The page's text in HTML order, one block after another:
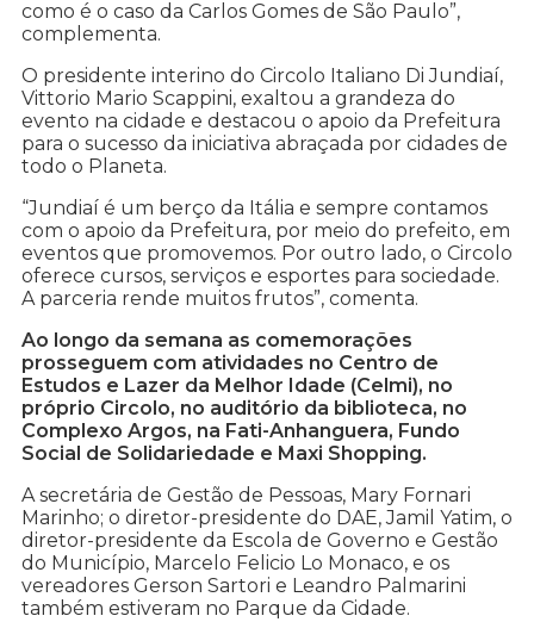
como é o caso da Carlos Gomes de São Paulo”,
complementa.
O presidente interino do Circolo Italiano Di Jundiaí,
Vittorio Mario Scappini, exaltou a grandeza do
evento na cidade e destacou o apoio da Prefeitura
para o sucesso da iniciativa abraçada por cidades de
todo o Planeta.
“Jundiaí é um berço da Itália e sempre contamos
com o apoio da Prefeitura, por meio do prefeito, em
eventos que promovemos. Por outro lado, o Circolo
oferece cursos, serviços e esportes para sociedade.
A parceria rende muitos frutos”, comenta.
Ao longo da semana as comemorações
prosseguem com atividades no Centro de
Estudos e Lazer da Melhor Idade (Celmi), no
próprio Circolo, no auditório da biblioteca, no
Complexo Argos, na Fati-Anhanguera, Fundo
Social de Solidariedade e Maxi Shopping.
A secretária de Gestão de Pessoas, Mary Fornari
Marinho; o diretor-presidente do DAE, Jamil Yatim, o
diretor-presidente da Escola de Governo e Gestão
do Município, Marcelo Felicio Lo Monaco, e os
vereadores Gerson Sartori e Leandro Palmarini
também estiveram no Parque da Cidade.